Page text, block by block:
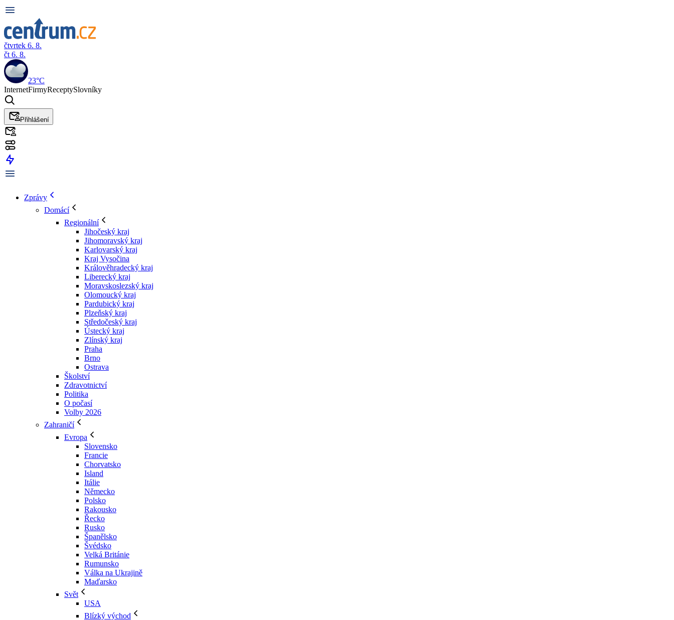
čtvrtek 6. 8.
čt 6. 8.
23°C
InternetFirmyReceptySlovníky
Přihlášení
Zprávy
Domácí
Regionální
Jihočeský kraj
Jihomoravský kraj
Karlovarský kraj
Kraj Vysočina
Králověhradecký kraj
Liberecký kraj
Moravskoslezský kraj
Olomoucký kraj
Pardubický kraj
Plzeňský kraj
Středočeský kraj
Ústecký kraj
Zlínský kraj
Praha
Brno
Ostrava
Školství
Zdravotnictví
Politika
O počasí
Volby 2026
Zahraničí
Evropa
Slovensko
Francie
Chorvatsko
Island
Itálie
Německo
Polsko
Rakousko
Řecko
Rusko
Španělsko
Švédsko
Velká Británie
Rumunsko
Válka na Ukrajině
Maďarsko
Svět
USA
Blízký východ